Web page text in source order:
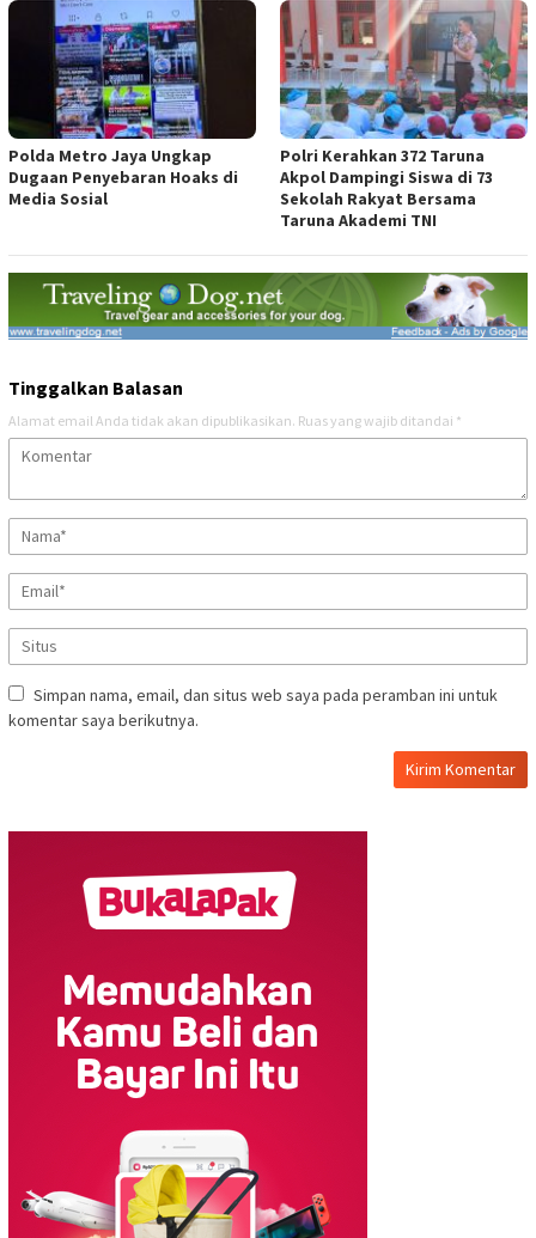
Polda Metro Jaya Ungkap
Dugaan Penyebaran Hoaks di
Media Sosial
Polri Kerahkan 372 Taruna
Akpol Dampingi Siswa di 73
Sekolah Rakyat Bersama
Taruna Akademi TNI
Tinggalkan Balasan
Alamat email Anda tidak akan dipublikasikan. Ruas yang wajib ditandai *
Simpan nama, email, dan situs web saya pada peramban ini untuk
komentar saya berikutnya.